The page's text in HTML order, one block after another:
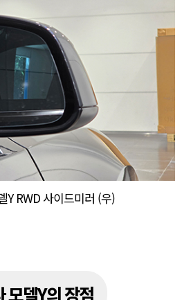
Y RWD 사이드미러 (우)
모델Y의 장점